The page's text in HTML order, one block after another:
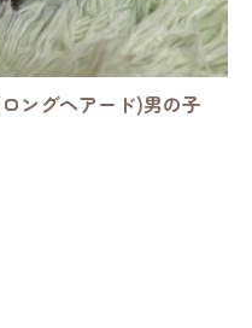
ングヘアード)男の子